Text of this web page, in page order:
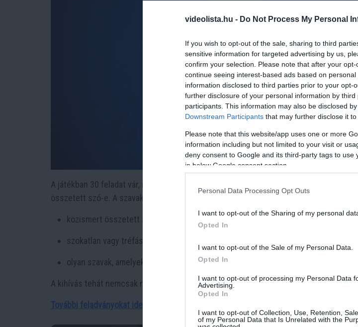
videolista.hu - Do Not Process My Personal
If you wish to opt-out of the sale, sharing to third
sensitive information for targeted advertising by us,
confirm your selection. Please note that after your
continue seeing interest-based ads based on
information disclosed to third parties prior to your opt-
further disclosure of your personal information by third
participants. This information may also be disclosed
Downstream Participants that may further disclose it
Please note that this website/app uses one or more
information including but not limited to your visit or
deny consent to Google and its third-party tags to
in below Google consent section.
Personal Data Processing Opt Outs
I want to opt-out of the Sharing of my personal
Opted In
I want to opt-out of the Sale of my Personal Data.
Opted In
I want to opt-out of processing my Personal Data
Advertising.
Opted In
I want to opt-out of Collection, Use, Retention,
of my Personal Data that Is Unrelated with the
A játékban 30 feladat vár, mindegyikben egy-egy szó szerepel, amelyről gyorsan el
összetett szó-e. A szavak között lesznek:
közismert összetett szavak ( pl.: könyvtárszoba
szokatlan vagy tréfás szókapcsolatok
olyan szavak, amelyek külalakjuk alapjánkönnyen félrevezetők lehetnek
A kihívás tehát nemcsak nyelvtani tudásról szól, hanem reakcióidőről és
További feladványokat ide kattintva találsz!